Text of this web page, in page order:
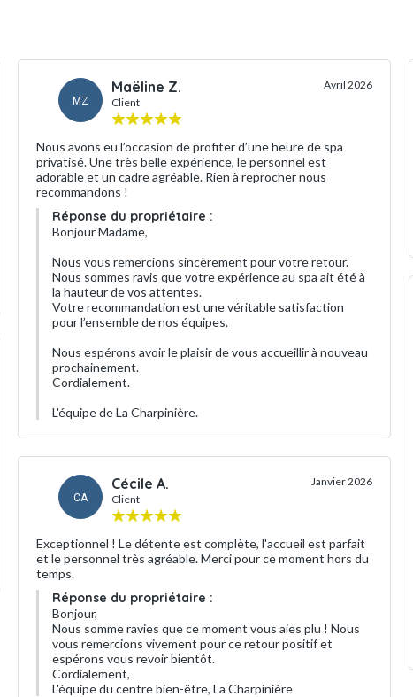
MZ
Maëline Z.
Client
Avril 2026
Nous avons eu l’occasion de profiter d’une heure de spa
privatisé. Une très belle expérience, le personnel est
adorable et un cadre agréable. Rien à reprocher nous
recommandons !
Réponse du propriétaire :
Bonjour Madame,
Nous vous remercions sincèrement pour votre retour.
Nous sommes ravis que votre expérience au spa ait été à
la hauteur de vos attentes.
Votre recommandation est une véritable satisfaction
pour l’ensemble de nos équipes.
Nous espérons avoir le plaisir de vous accueillir à nouveau
prochainement.
Cordialement.
L'équipe de La Charpinière.
CA
Cécile A.
Client
Janvier 2026
Exceptionnel ! Le détente est complète, l'accueil est parfait
et le personnel très agréable. Merci pour ce moment hors du
temps.
Réponse du propriétaire :
Bonjour,
Nous somme ravies que ce moment vous aies plu ! Nous
vous remercions vivement pour ce retour positif et
espérons vous revoir bientôt.
Cordialement,
L'équipe du centre bien-être, La Charpinière